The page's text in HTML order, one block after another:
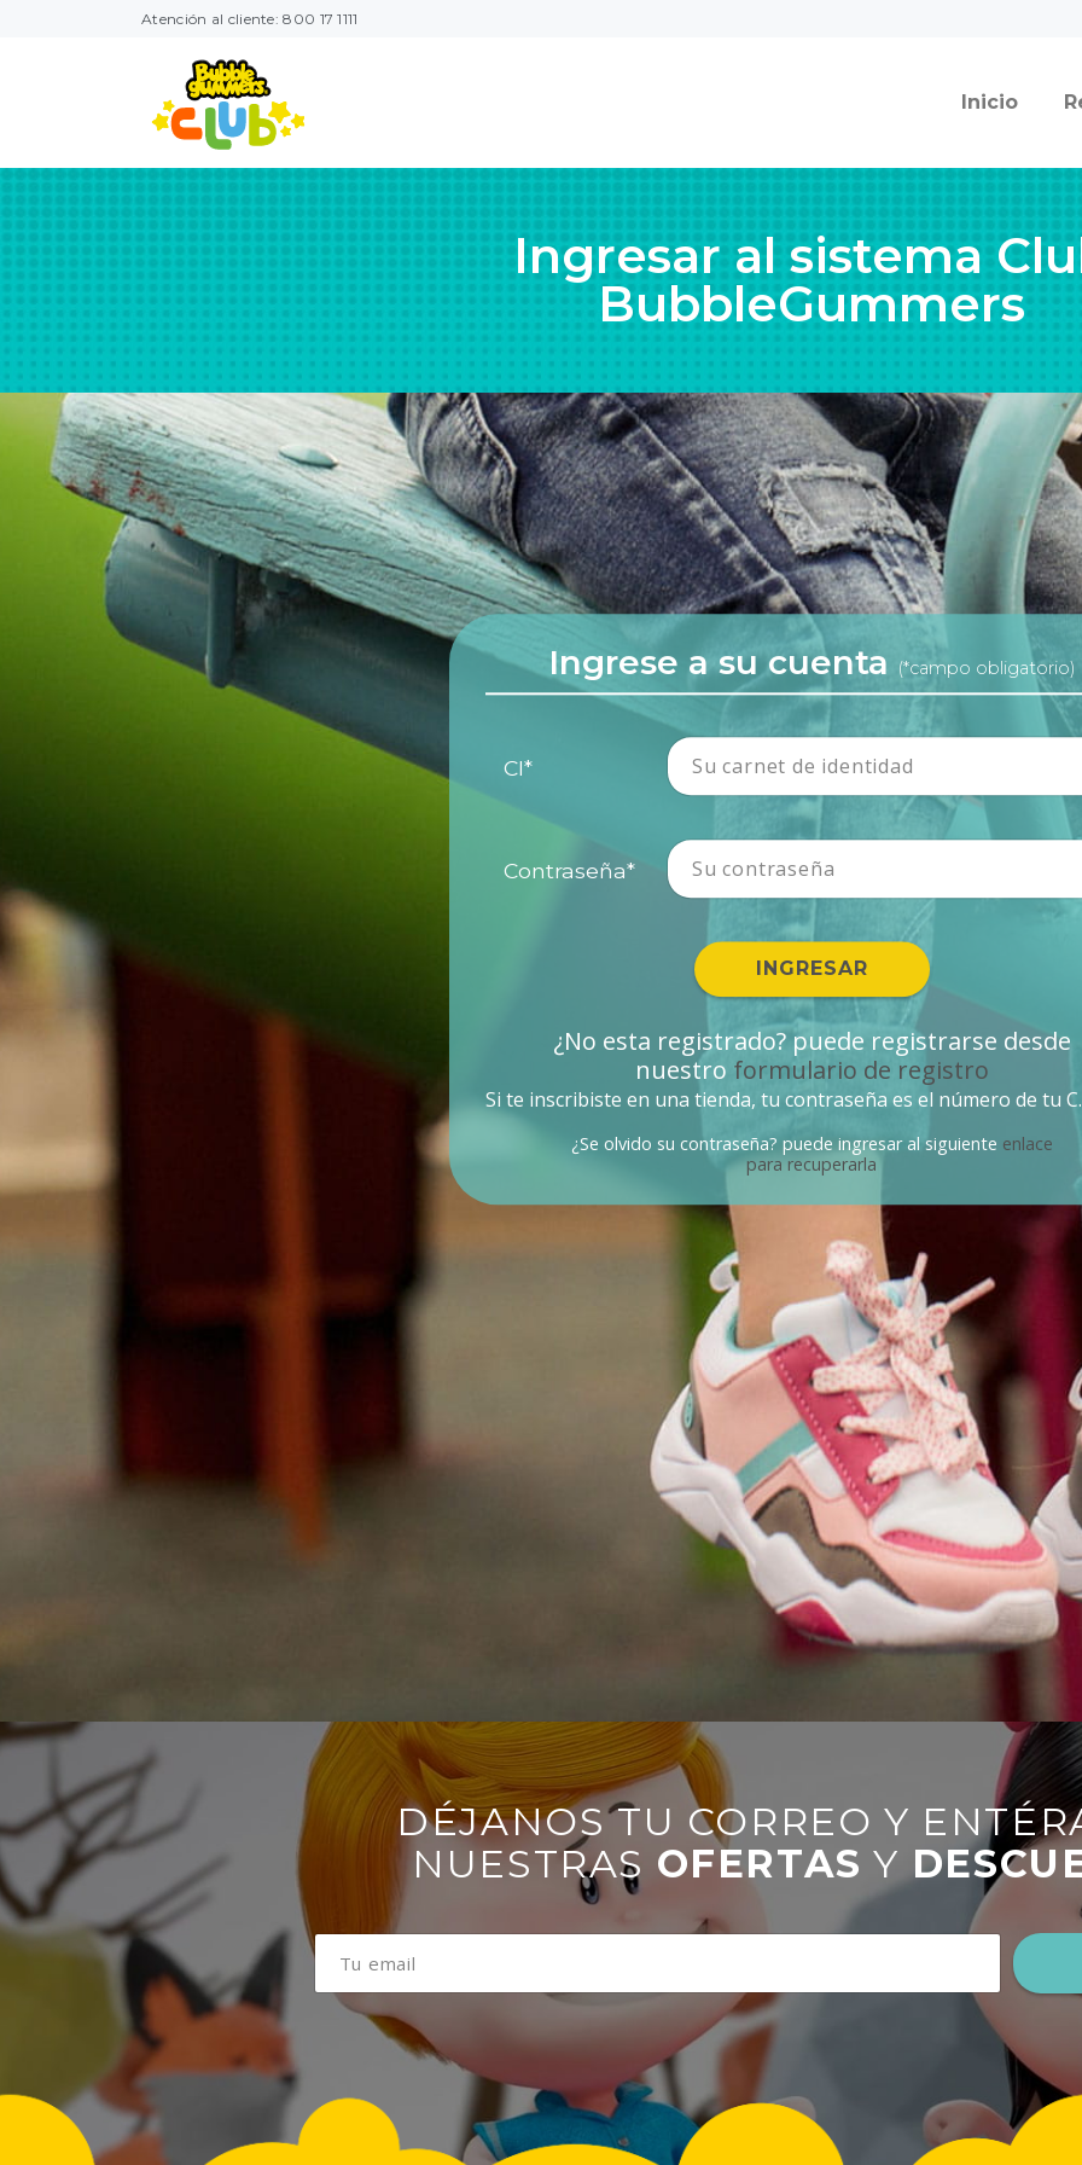
Atención al cliente: 800 17 1111
Inicio
Ingresar al sistema
BubbleGummers
Ingrese a su cuenta (*campo obligatorio)
CI*
Contraseña*
INGRESAR
¿No esta registrado? puede registrarse desde
nuestro formulario de registro
Si te inscribiste en una tienda, tu contraseña es el número de tu
¿Se olvido su contraseña? puede ingresar al siguiente enlace
para recuperarla
DÉJANOS TU CORREO Y
NUESTRAS OFERTAS Y